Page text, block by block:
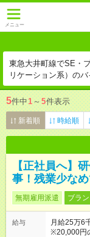
メニュー
東急大井町線でSE・
リケーション系）の
5件中1 ～ 5件表示
新着順 時給順
【正社員へ】
事！残業少な
無期雇用派遣 ブラ
給与
月給25万6
※20,000円